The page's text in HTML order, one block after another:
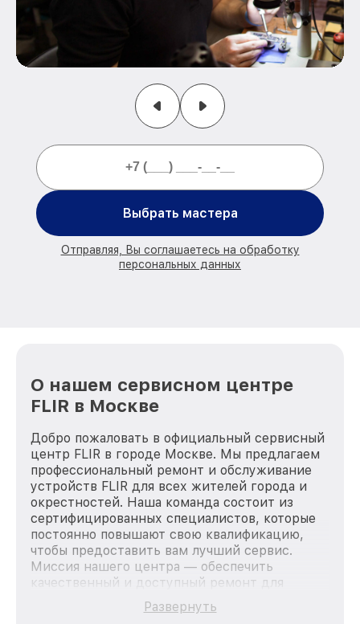
Выбрать мастера
Отправляя, Вы соглашаетесь на обработку
персональных данных
О нашем сервисном центре
FLIR в Москве
Добро пожаловать в официальный сервисный
центр FLIR в городе Москве. Мы предлагаем
профессиональный ремонт и обслуживание
устройств FLIR для всех жителей города и
окрестностей. Наша команда состоит из
сертифицированных специалистов, которые
постоянно повышают свою квалификацию,
чтобы предоставить вам лучший сервис.
Миссия нашего центра — обеспечить
качественный и доступный ремонт для
каждого пользователя продукции FLIR, вне
зависимости от сложности поломки. Мы
Развернуть